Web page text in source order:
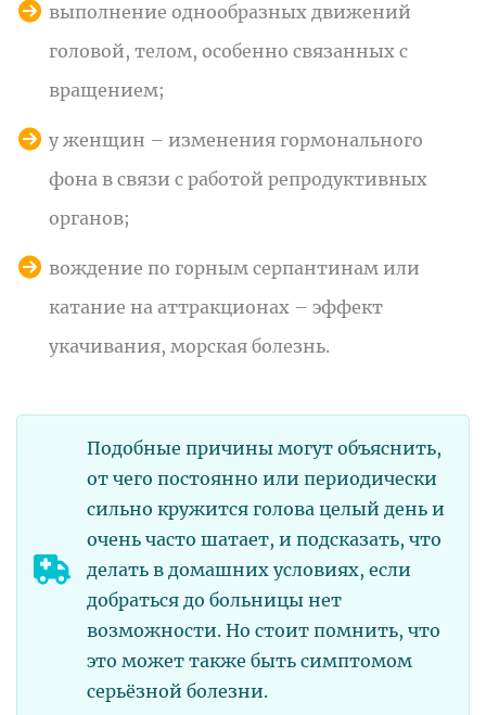
выполнение однообразных движений
головой, телом, особенно связанных с
вращением;
у женщин – изменения гормонального
фона в связи с работой репродуктивных
органов;
вождение по горным серпантинам или
катание на аттракционах – эффект
укачивания, морская болезнь.
Подобные причины могут объяснить,
от чего постоянно или периодически
сильно кружится голова целый день и
очень часто шатает, и подсказать, что
делать в домашних условиях, если
добраться до больницы нет
возможности. Но стоит помнить, что
это может также быть симптомом
серьёзной болезни.